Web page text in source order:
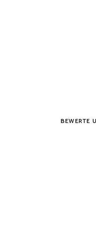
BEWERTE